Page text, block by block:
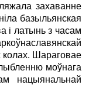
захаванне
базыльянская
і латынь з часам
колах. Шараговае
моўнага
нацыянальнай